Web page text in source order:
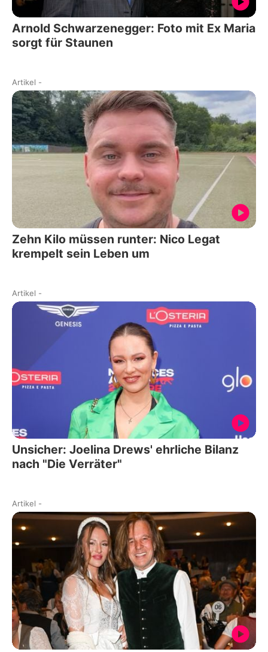
Arnold Schwarzenegger: Foto mit Ex Maria
sorgt für Staunen
Artikel -
Zehn Kilo müssen runter: Nico Legat
krempelt sein Leben um
Artikel -
Unsicher: Joelina Drews' ehrliche Bilanz
nach "Die Verräter"
Artikel -